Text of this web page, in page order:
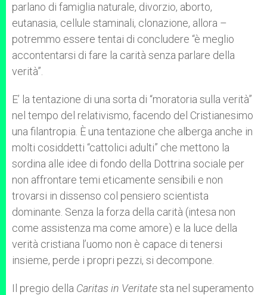
parlano di famiglia naturale, divorzio, aborto,
eutanasia, cellule staminali, clonazione, allora –
potremmo essere tentai di concludere “è meglio
accontentarsi di fare la carità senza parlare della
verità”.
E’ la tentazione di una sorta di “moratoria sulla verità”
nel tempo del relativismo, facendo del Cristianesimo
una filantropia. È una tentazione che alberga anche in
molti cosiddetti “cattolici adulti” che mettono la
sordina alle idee di fondo della Dottrina sociale per
non affrontare temi eticamente sensibili e non
trovarsi in dissenso col pensiero scientista
dominante. Senza la forza della carità (intesa non
come assistenza ma come amore) e la luce della
verità cristiana l’uomo non è capace di tenersi
insieme, perde i propri pezzi, si decompone.
Il pregio della Caritas in Veritatesta nel superamento